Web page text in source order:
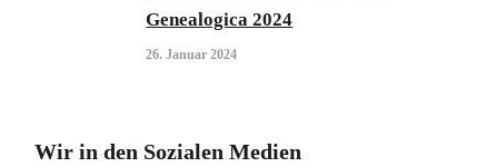
Genealogica 2024
26. Januar 2024
Wir in den Sozialen Medien